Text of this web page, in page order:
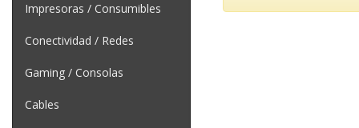
Impresoras / Consumibles
Conectividad / Redes
Gaming / Consolas
Cables